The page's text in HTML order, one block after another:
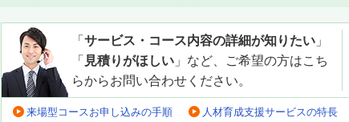
「 サービス・コース内容の詳細が知りたい 」
「 見積りがほしい 」など、ご希望の方はこち
らからお問い合わせください。
来場型コースお申し込みの手順 人材育成支援サービスの特長